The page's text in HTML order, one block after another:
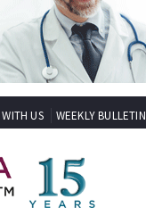
US WEEKLY BULLETIN